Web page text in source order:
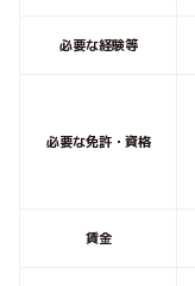
必要な経験等
必要な免許・資格
賃金